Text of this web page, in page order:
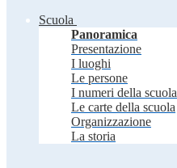
Scuola
Panoramica
Presentazione
I luoghi
Le persone
I numeri della scuola
Le carte della scuola
Organizzazione
La storia